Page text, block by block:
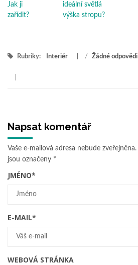
Jak ji
zařídit?
ideální světlá
výška stropu?
Rubriky: Interiér / Žádné odpovědi
Napsat komentář
Vaše e-mailová adresa nebude zveřejněna.
jsou označeny *
JMÉNO*
E-MAIL*
WEBOVÁ STRÁNKA